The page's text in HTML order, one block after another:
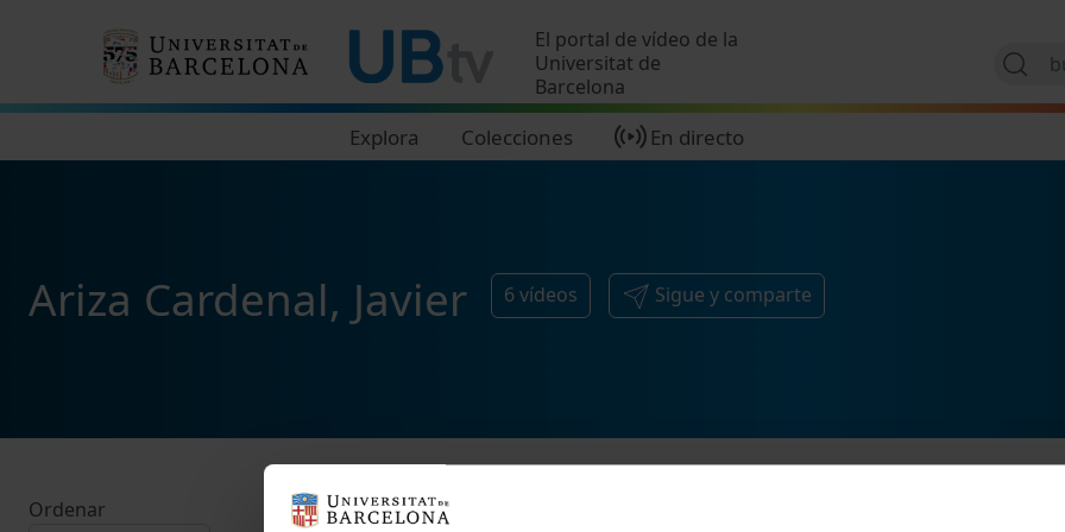
El portal de vídeo de la
Universitat de
Barcelona
Explora Colecciones En directo
Ariza Cardenal, Javier 6 vídeos Sigue y comparte
Ordenar